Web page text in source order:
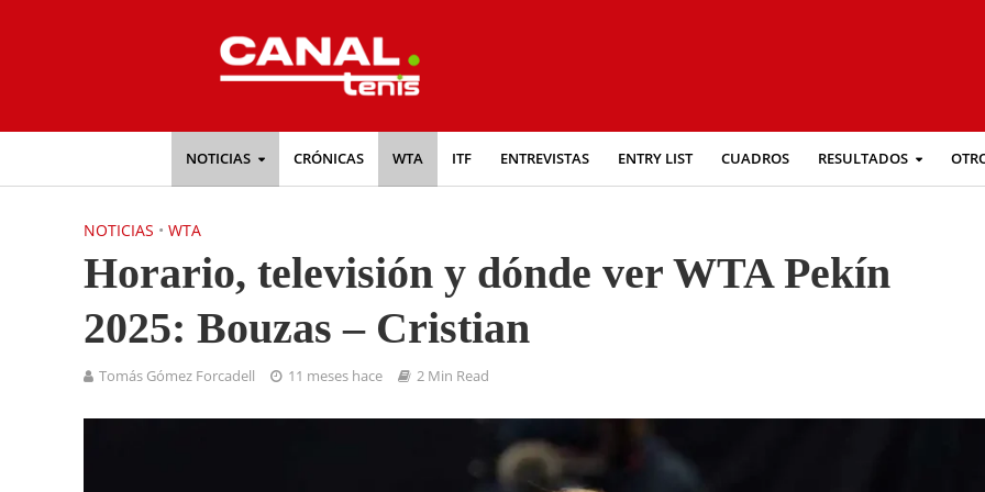
NOTICIAS CRÓNICAS WTA ITF ENTREVISTAS ENTRY LIST CUADROS RESULTADOS
NOTICIAS • WTA
Horario, televisión y dónde ver WTA Pekín
2025: Bouzas – Cristian
Tomás Gómez Forcadell 11 meses hace 2 Min Read